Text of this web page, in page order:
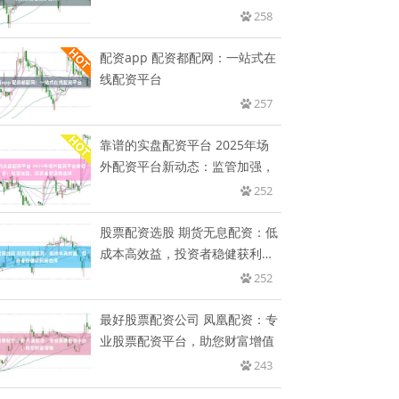
258
配资app 配资都配网：一站式在
线配资平台
257
靠谱的实盘配资平台 2025年场
外配资平台新动态：监管加强，
252
股票配资选股 期货无息配资：低
成本高效益，投资者稳健获利新
252
最好股票配资公司 凤凰配资：专
业股票配资平台，助您财富增值
243